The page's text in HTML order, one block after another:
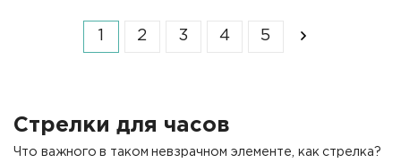
1 2 3 4 5
Стрелки для часов
Что важного в таком невзрачном элементе, как стрелка?